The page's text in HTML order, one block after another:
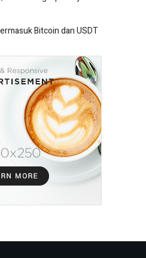
Bitcoin dan USDT